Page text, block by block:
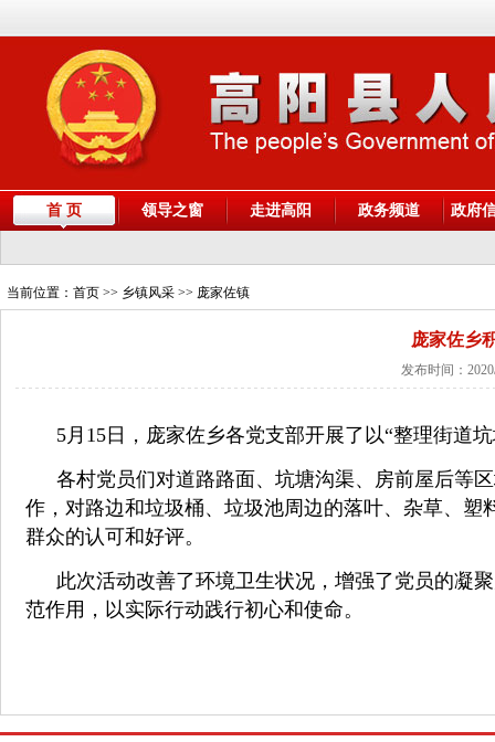
首 页 领导之窗 走进高阳 政务频道 政府
当前位置： 首页 >> 乡镇风采 >> 庞家佐镇
庞家佐乡
发布时间：
5月 15 日，庞家佐乡各党支部开展了以“整理街道
各村党员们对道路路面、坑塘沟渠、房前屋后等
作，对路边和垃圾桶、垃圾池周边的落叶、杂草、
群众的认可和好评。
此次活动改善了环境卫生状况，增强了党员的凝
范作用，以实际行动践行初心和使命。